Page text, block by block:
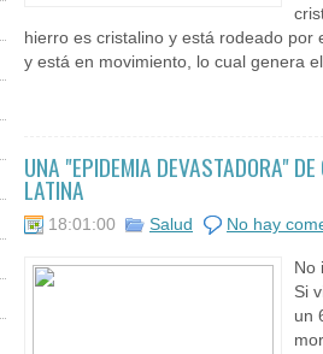
hierro es cristalino y está rodeado
y está en movimiento, lo cual genera
UNA "EPIDEMIA DEVASTADORA"
LATINA
18:01:00 Salud No hay
No
Si
un